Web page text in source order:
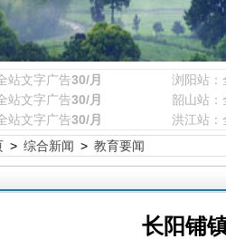
站文字广告30/月 浏阳站：
站文字广告30/月 韶山站：
站文字广告30/月 洪江站：
> 综合新闻 > 教育要闻
长阳铺